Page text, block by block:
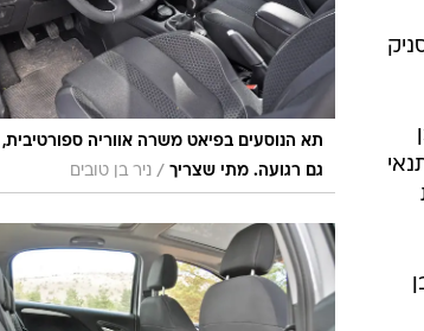
דעות
כל הכתבות
ארכיון מדורים
תא הנוסעים בפיאט משרה אווריה
גם רגועה. מתי שצריך / ניר בן טובים